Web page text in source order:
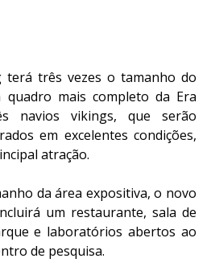
terá três vezes o tamanho do
mais completo da Era
navios vikings, que serão
em excelentes condições,
atração.
da área expositiva, o novo
um restaurante, sala de
e laboratórios abertos ao
de pesquisa.